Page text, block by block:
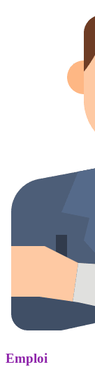
Emploi